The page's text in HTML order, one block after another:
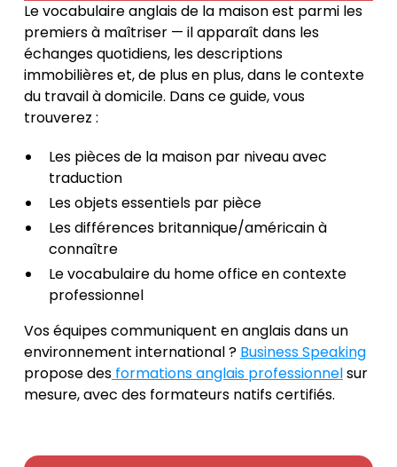
Le vocabulaire anglais de la maison est parmi les
premiers à maîtriser — il apparaît dans les
échanges quotidiens, les descriptions
immobilières et, de plus en plus, dans le contexte
du travail à domicile. Dans ce guide, vous
trouverez :
Les pièces de la maison par niveau avec
traduction
Les objets essentiels par pièce
Les différences britannique/américain à
connaître
Le vocabulaire du home office en contexte
professionnel
Vos équipes communiquent en anglais dans un
environnement international ? Business Speaking
propose desformations anglais professionnelsur
mesure, avec des formateurs natifs certifiés.